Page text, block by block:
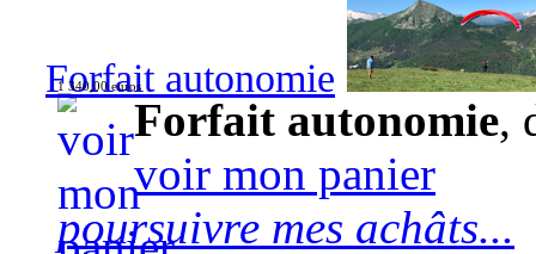
Forfait autonomie
1 340,00 euros
Forfait autonomie,
voir mon panier
poursuivre mes achâts...